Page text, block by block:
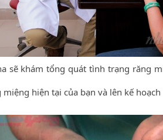
sẽ khám tổng quát tình trạng răng
hiện tại của bạn và lên kế